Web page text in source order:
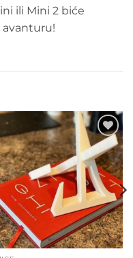
ili Mini 2 biće
avanturu!
Add to
wishlist